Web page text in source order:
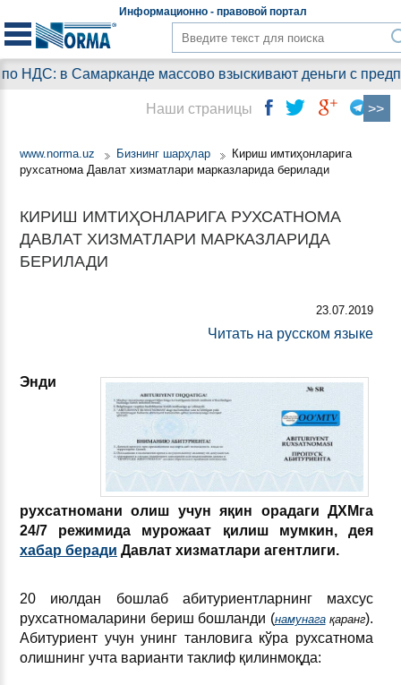
Информационно - правовойпортал
НДС: в Самарканде массово взыскивают деньги с
www.norma.uz Бизнинг шарҳлар
Кириш имтиҳонларига
рухсатнома Давлат хизматлари марказларида берилади
КИРИШ ИМТИҲОНЛАРИГА РУХСАТНОМА
ДАВЛАТ ХИЗМАТЛАРИ МАРКАЗЛАРИДА
БЕРИЛАДИ
23.07.2019
Читать на русском языке
Энди
рухсатномани олиш учун яқин орадаги ДХМга
24/7 режимида мурожаат қилиш мумкин, дея
хабар беради Давлат хизматлари агентлиги.
20 июлдан бошлаб абитуриентларнинг махсус
рухсатномаларини бериш бошланди (намунагақаранг).
Абитуриент учун унинг танловига кўра рухсатнома
олишнинг учта варианти таклиф қилинмоқда:
Наши страницы